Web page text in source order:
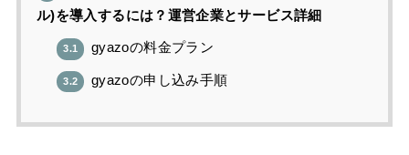
ル)を導入するには？運営企業とサービス詳細
3.1 gyazoの料金プラン
3.2 gyazoの申し込み手順